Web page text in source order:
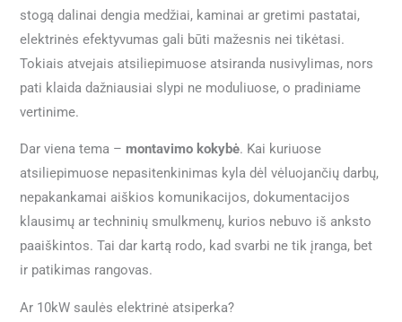
stogą dalinai dengia medžiai, kaminai ar gretimi pastatai,
elektrinės efektyvumas gali būti mažesnis nei tikėtasi.
Tokiais atvejais atsiliepimuose atsiranda nusivylimas, nors
pati klaida dažniausiai slypi ne moduliuose, o pradiniame
vertinime.
Dar viena tema –montavimo kokybė. Kai kuriuose
atsiliepimuose nepasitenkinimas kyla dėl vėluojančių darbų,
nepakankamai aiškios komunikacijos, dokumentacijos
klausimų ar techninių smulkmenų, kurios nebuvo iš anksto
paaiškintos. Tai dar kartą rodo, kad svarbi ne tik įranga, bet
ir patikimas rangovas.
Ar 10kW saulės elektrinė atsiperka?